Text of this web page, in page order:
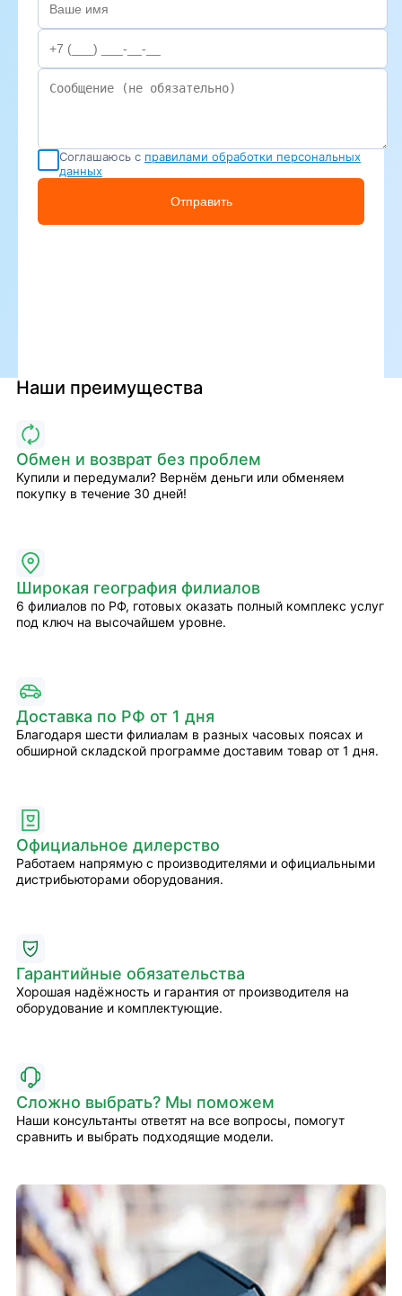
Соглашаюсь с правилами обработки персональных
данных
Отправить
Наши преимущества
Обмен и возврат без проблем
Купили и передумали? Вернём деньги или обменяем
покупку в течение 30 дней!
Широкая география филиалов
6 филиалов по РФ, готовых оказать полный комплекс услуг
под ключ на высочайшем уровне.
Доставка по РФ от 1 дня
Благодаря шести филиалам в разных часовых поясах и
обширной складской программе доставим товар от 1 дня.
Официальное дилерство
Работаем напрямую с производителями и официальными
дистрибьюторами оборудования.
Гарантийные обязательства
Хорошая надёжность и гарантия от производителя на
оборудование и комплектующие.
Сложно выбрать? Мы поможем
Наши консультанты ответят на все вопросы, помогут
сравнить и выбрать подходящие модели.